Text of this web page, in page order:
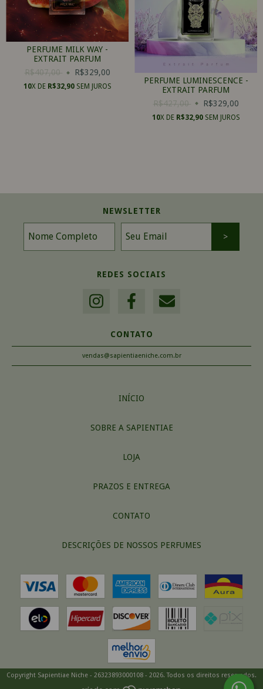
PERFUME MILK WAY -
EXTRAIT PARFUM
R$407,00
R$329,00
10X DE R$32,90SEM JUROS
PERFUME LUMINESCENCE -
EXTRAIT PARFUM
R$427,00
R$329,00
10X DE R$32,90SEM JUROS
NEWSLETTER
REDES SOCIAIS
CONTATO
vendas@sapientiaeniche.com.br
INÍCIO
SOBRE A SAPIENTIAE
LOJA
PRAZOS E ENTREGA
CONTATO
DESCRIÇÕES DE NOSSOS PERFUMES
Copyright Sapientiae Niche - 26323893000108 - 2026. Todos os direitos reservados.